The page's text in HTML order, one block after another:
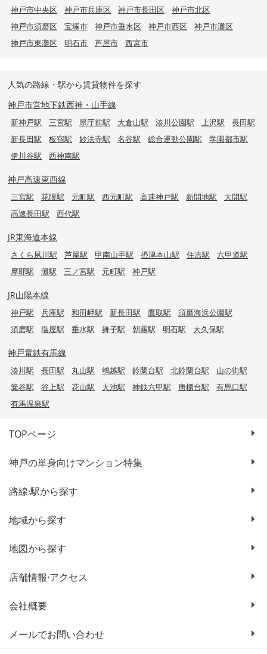
神戸市中央区 神戸市兵庫区 神戸市長田区
神戸市北区
神戸市須磨区
宝塚市 神戸市垂水区 神戸市西区
神戸市灘区
神戸市東灘区
明石市 芦屋市 西宮市
人気の路線・駅から賃貸物件を探す
神戸市営地下鉄西神・山手線
新神戸駅 三宮駅 県庁前駅 大倉山駅 湊川公園駅 上沢駅
長田駅
新長田駅
板宿駅 妙法寺駅 名谷駅 総合運動公園駅
学園都市駅
伊川谷駅
西神南駅
神戸高速東西線
三宮駅 花隈駅 元町駅 西元町駅 高速神戸駅 新開地駅
大開駅
高速長田駅
西代駅
JR東海道本線
さくら夙川駅 芦屋駅 甲南山手駅 摂津本山駅 住吉駅
六甲道駅
摩耶駅
灘駅 三ノ宮駅 元町駅 神戸駅
JR山陽本線
神戸駅 兵庫駅 和田岬駅 新長田駅 鷹取駅
須磨海浜公園駅
須磨駅
塩屋駅 垂水駅 舞子駅 朝霧駅 明石駅 大久保駅
神戸電鉄有馬線
湊川駅 長田駅 丸山駅 鵯越駅 鈴蘭台駅 北鈴蘭台駅
山の街駅
箕谷駅
谷上駅 花山駅 大池駅 神鉄六甲駅 唐櫃台駅
有馬口駅
有馬温泉駅
TOPページ
神戸の単身向けマンション特集
路線·駅から探す
地域から探す
地図から探す
店舗情報·アクセス
会社概要
メールでお問い合わせ